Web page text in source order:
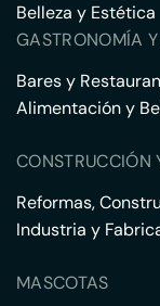
Belleza y Estética
GASTRONOMÍA
Bares y
Alimentación y
CONSTRUCCIÓN
Reformas,
Industria y
MASCOTAS